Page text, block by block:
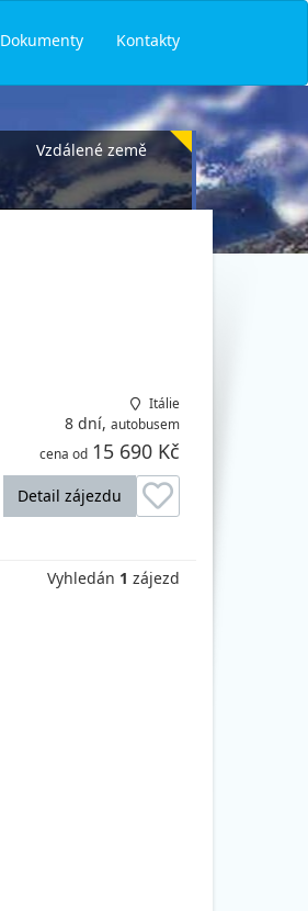
Kontakty
Dokumenty
Vzdálené země
Itálie
8 dní, autobusem
cena od 15 690 Kč
Detail zájezdu
Vyhledán 1 zájezd